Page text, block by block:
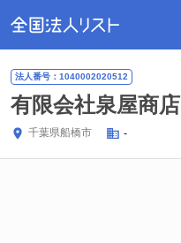
法人番号：1040002020512
有限会社泉屋商店
千葉県船橋市 -